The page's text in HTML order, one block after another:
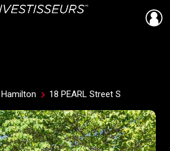
Hamilton 18 PEARL Street S